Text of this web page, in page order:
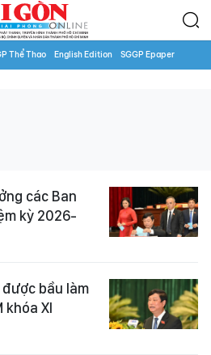
Thể Thao English Edition SGGP Epaper
các Ban
kỳ 2026-
bầu làm
khóa XI